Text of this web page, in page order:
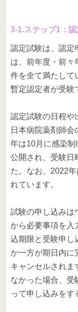
3-1.ステップ1：
認定試験は、認定
は、前年度・前々
件を全て満たして
暫定認定者が受験
認定試験の日程や
日本病院薬剤師
年は10月に感染
公開され、受験日
た。なお、2022
れています。
試験の申し込みは
から必要事項を入
込期限と受験申し
か一方が期日内に
キャンセルされま
なかった場合、受
って申し込みをす